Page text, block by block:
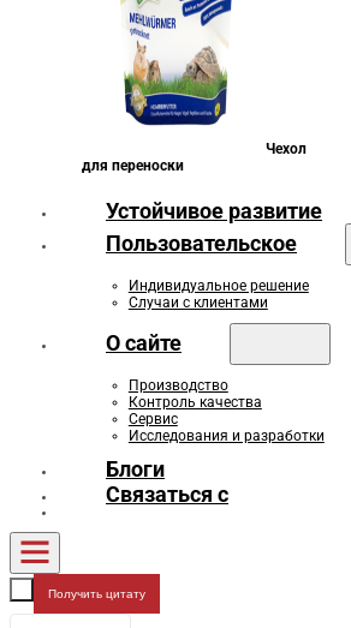
Чехол
для переноски
Устойчивое развитие
Пользовательское
Индивидуальное решение
Случаи с клиентами
О сайте
Производство
Контроль качества
Сервис
Исследования и разработки
Блоги
Связаться с
Получить цитату